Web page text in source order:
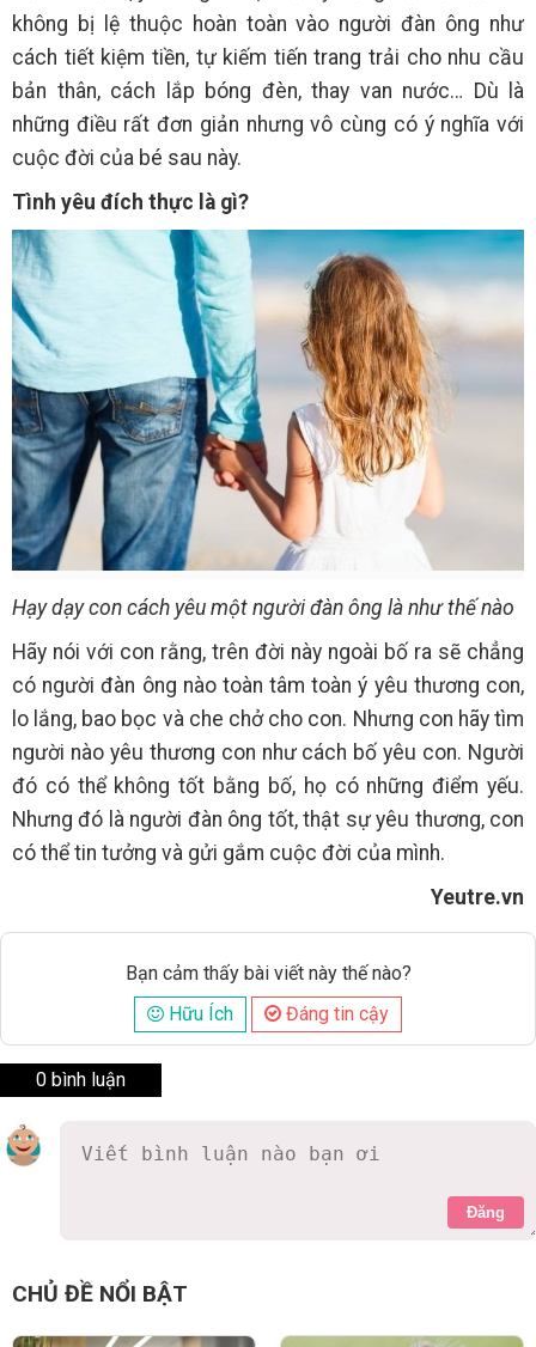
không bị lệ thuộc hoàn toàn vào người đàn ông như
cách tiết kiệm tiền, tự kiếm tiến trang trải cho nhu cầu
bản thân, cách lắp bóng đèn, thay van nước… Dù là
những điều rất đơn giản nhưng vô cùng có ý nghĩa với
cuộc đời của bé sau này.
Tình yêu đích thực là gì?
Hạy dạy con cách yêu một người đàn ông là như thế nào
Hãy nói với con rằng, trên đời này ngoài bố ra sẽ chẳng
có người đàn ông nào toàn tâm toàn ý yêu thương con,
lo lắng, bao bọc và che chở cho con. Nhưng con hãy tìm
người nào yêu thương con như cách bố yêu con. Người
đó có thể không tốt bằng bố, họ có những điểm yếu.
Nhưng đó là người đàn ông tốt, thật sự yêu thương, con
có thể tin tưởng và gửi gắm cuộc đời của mình.
Yeutre.vn
Bạn cảm thấy bài viết này thế nào?
Hữu Ích
Đáng tin cậy
0 bình luận
Đăng
CHỦ ĐỀ NỔI BẬT